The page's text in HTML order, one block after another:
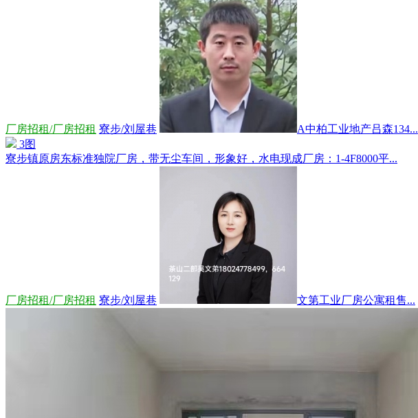
厂房招租/厂房招租 寮步/刘屋巷 A中柏工业地产吕森134...
3图
寮步镇原房东标准独院厂房，带无尘车间，形象好，水电现成厂房：1-4F8000平...
厂房招租/厂房招租 寮步/刘屋巷 文第工业厂房公寓租售...